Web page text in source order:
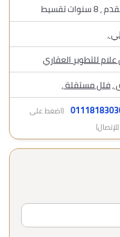
,
للتطوير العقاري
,فلل مستقلة,
(اضغط على